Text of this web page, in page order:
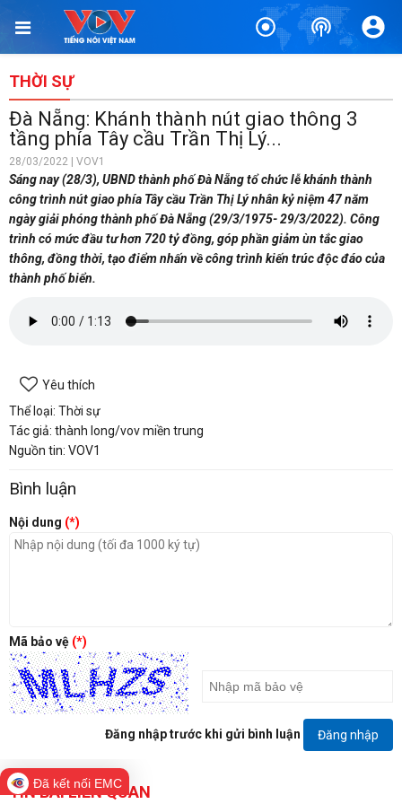
THỜI SỰ
Đà Nẵng: Khánh thành nút giao thông 3
tầng phía Tây cầu Trần Thị Lý...
28/03/2022 | VOV1
Sáng nay (28/3), UBND thành phố Đà Nẵng tổ chức lễ khánh thành
công trình nút giao phía Tây cầu Trần Thị Lý nhân kỷ niệm 47 năm
ngày giải phóng thành phố Đà Nẵng (29/3/1975- 29/3/2022). Công
trình có mức đầu tư hơn 720 tỷ đồng, góp phần giảm ùn tắc giao
thông, đồng thời, tạo điểm nhấn về công trình kiến trúc độc đáo của
thành phố biển.
Yêu thích
Thể loại: Thời sự
Tác giả: thành long/vov miền trung
Nguồn tin: VOV1
Bình luận
Nội dung (*)
Mã bảo vệ (*)
Đăng nhập trước khi gửi bình luận Đăng nhập
TIN BÀI LIÊN QUAN
Đã kết nối EMC